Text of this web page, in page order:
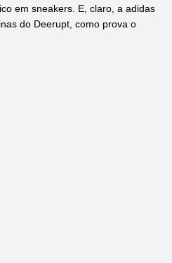
em sneakers. E, claro, a adidas
do Deerupt, como prova o